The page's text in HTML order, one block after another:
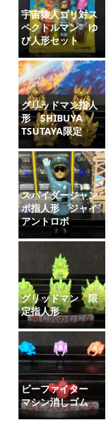
宇宙猿人ゴリ対ス
ペクトルマン ゆ
び人形セット
グリッドマン指人
形 SHIBUYA
TSUTAYA限定
スパイダージャン
ボ指人形 ジャイ
アントロボ
グリッドマン 限
定指人形
ビーファイター
マシン消しゴム